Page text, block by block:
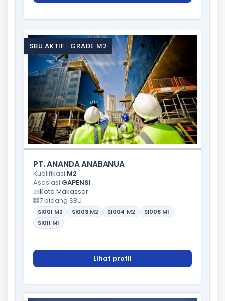
SBU AKTIF · GRADE M2
PT. ANANDA ANABANUA
Kualifikasi:M2
Asosiasi:GAPENSI
Kota Makassar
7 bidang SBU
SI001 M2 SI003 M2 SI004 M2 SI008 M1
SI011 M1
Lihat profil